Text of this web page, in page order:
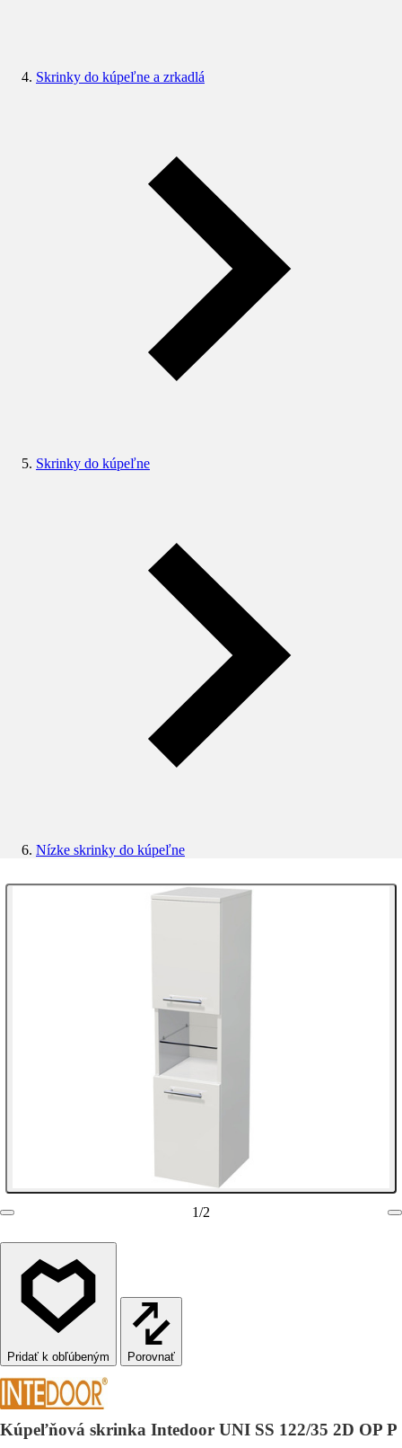
Skrinky do kúpeľne a zrkadlá
Skrinky do kúpeľne
Nízke skrinky do kúpeľne
1/2
Porovnať
Kúpeľňová skrinka Intedoor UNI SS 122/35 2D OP P